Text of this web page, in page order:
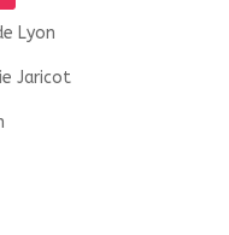
Lyon
Jaricot